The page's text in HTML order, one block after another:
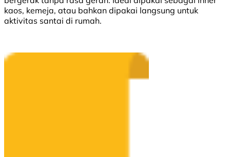
kaos, kemeja, atau bahkan dipakai langsung untuk
aktivitas santai di rumah.